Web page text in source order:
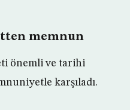
memnun
önemli ve tarihi
karşıladı.